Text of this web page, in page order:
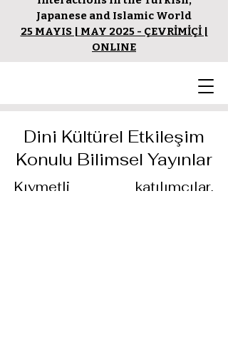
Japanese and Islamic World
25 MAYIS | MAY 2025 - ÇEVRİMİÇİ |
ONLINE
Dini Kültürel Etkileşim
Konulu Bilimsel Yayınlar
Kıymetli katılımcılar,